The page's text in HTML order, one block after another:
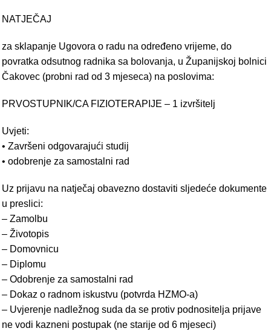
NATJEČAJ
za sklapanje Ugovora o radu na određeno vrijeme, do
povratka odsutnog radnika sa bolovanja, u Županijskoj bolnici
Čakovec (probni rad od 3 mjeseca) na poslovima:
PRVOSTUPNIK/CA FIZIOTERAPIJE – 1 izvršitelj
Uvjeti:
• Završeni odgovarajući studij
• odobrenje za samostalni rad
Uz prijavu na natječaj obavezno dostaviti sljedeće dokumente
u preslici:
– Zamolbu
– Životopis
– Domovnicu
– Diplomu
– Odobrenje za samostalni rad
– Dokaz o radnom iskustvu (potvrda HZMO-a)
– Uvjerenje nadležnog suda da se protiv podnositelja prijave
ne vodi kazneni postupak (ne starije od 6 mjeseci)